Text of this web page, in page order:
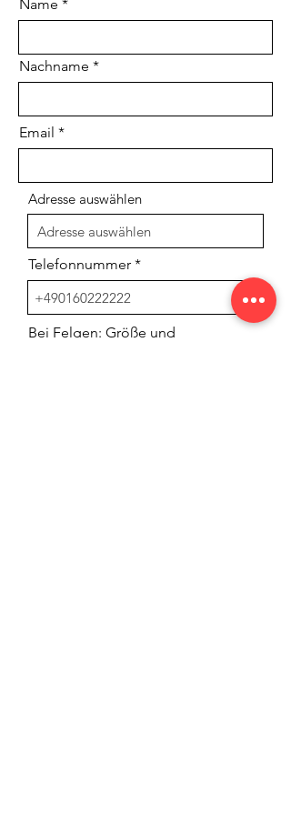
Name
Nachname
Email
Adresse auswählen
Telefonnummer
Bei Felgen: Größe und